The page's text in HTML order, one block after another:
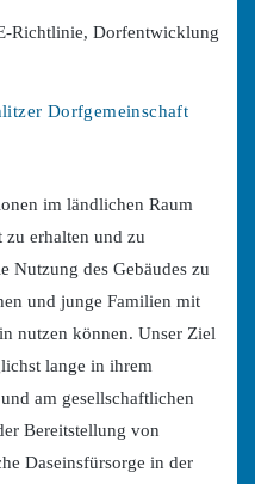
Richtlinie, Dorfentwicklung
Dorfgemeinschaft
im ländlichen Raum
erhalten und zu
Nutzung des Gebäudes zu
und junge Familien mit
nutzen können. Unser Ziel
lange in ihrem
am gesellschaftlichen
Bereitstellung von
Daseinsfürsorge in der